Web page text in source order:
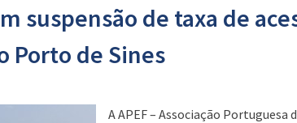
suspensão de taxa de
de Sines
A APEF – Associação Portuguesa